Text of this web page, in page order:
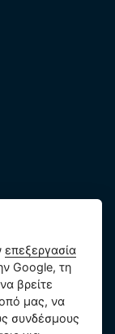
δεδομένων
επεξεργασία
Google, τη
βρείτε
μας, να
συνδέσμους